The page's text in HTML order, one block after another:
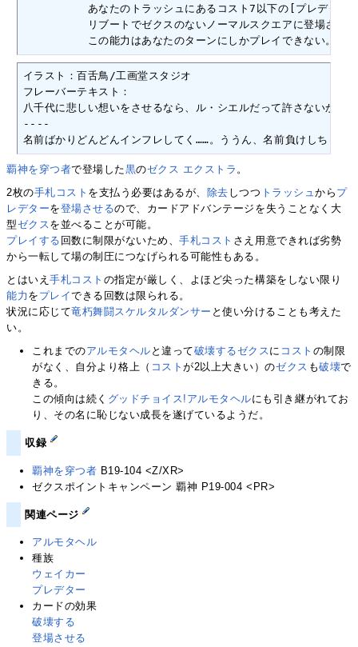
あなたのトラッシュにあるコスト7以下の[プレデター]
リブートでゼクスのないノーマルスクエアに登場させる
この能力はあなたのターンにしかプレイできない。
イラスト：百舌鳥/工画堂スタジオ
フレーバーテキスト：
八千代に悲しい想いをさせるなら、ル・シエルだって許さない
----
名前ばかりどんどんインフレしてく……。ううん、名前負けしち
覇神を穿つ者で登場した黒のゼクス エクストラ 。
2枚の手札コスト を支払う必要はあるが、 除去 しつつ トラッシュから プ
レデターを登場させるので、カードアドバンテージを失うことなく大
型ゼクス を並べることが可能。
プレイする 回数に制限がないため、手札コスト さえ用意できれば劣勢
から一転して場の制圧につなげられる可能性もある。
とはいえ手札コスト の指定が厳しく、よほど尖った構築をしない限り
能力 を プレイできる回数は限られる。
状況に応じて竜朽舞闘スケルタルダンサー と使い分けることも考えた
い。
これまでのアルモタヘル と違って破壊するゼクスに コスト の制限
がなく、自分より格上（ コストが2以上大きい）のゼクス も破壊で
きる。
この傾向は続く グッドチョイス!アルモタヘルにも引き継がれてお
り、その名に恥じない成長を遂げているようだ。
収録
覇神を穿つ者 B19-104 <Z/XR>
ゼクスポイントキャンペーン 覇神 P19-004 <PR>
関連ページ
アルモタヘル
種族
ウェイカー
プレデター
カードの効果
破壊する
登場させる